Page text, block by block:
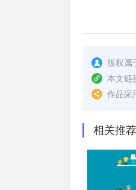
版权属
本文链
作品采
相关推荐